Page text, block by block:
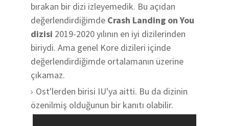
bırakan bir dizi izleyemedik. Bu açıdan
değerlendirdiğimde Crash Landing on You
dizisi 2019-2020 yılının en iyi dizilerinden
biriydi. Ama genel Kore dizileri içinde
değerlendirdiğimde ortalamanın üzerine
çıkamaz.
Ost'lerden birisi IU'ya aitti. Bu da dizinin
özenilmiş olduğunun bir kanıtı olabilir.